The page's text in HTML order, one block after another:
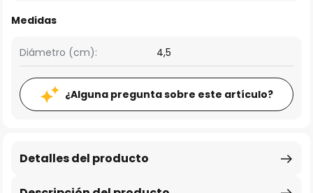
Medidas
Diámetro (cm): 4,5
¿Alguna pregunta sobre este artículo?
Detalles del producto